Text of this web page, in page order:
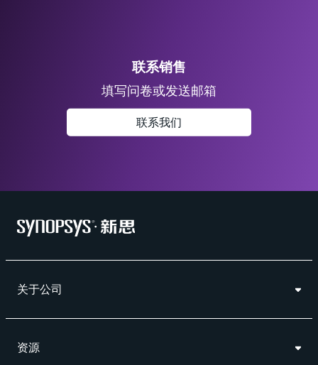
联系销售
填写问卷或发送邮箱
联系我们
关于公司
资源